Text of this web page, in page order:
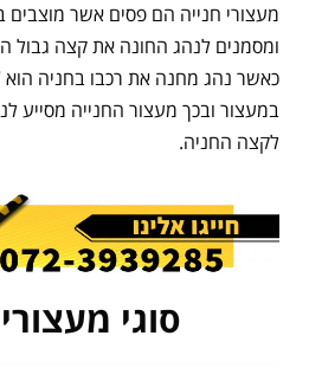
מעצורי חנייה הם פסים אשר
ומסמנים לנהג החונה את קצה גבול
כאשר נהג מחנה את רכבו בחניה הוא
במעצור ובכך מעצור החנייה מסייע
לקצה החניה.
סוגי